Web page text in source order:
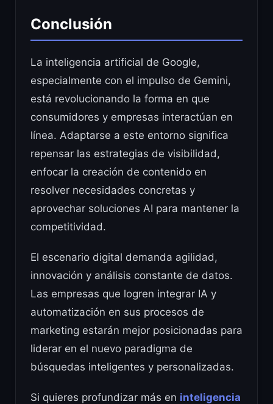
Conclusión
La inteligencia artificial de Google,
especialmente con el impulso de Gemini,
está revolucionando la forma en que
consumidores y empresas interactúan en
línea. Adaptarse a este entorno significa
repensar las estrategias de visibilidad,
enfocar la creación de contenido en
resolver necesidades concretas y
aprovechar soluciones AI para mantener la
competitividad.
El escenario digital demanda agilidad,
innovación y análisis constante de datos.
Las empresas que logren integrar IA y
automatización en sus procesos de
marketing estarán mejor posicionadas para
liderar en el nuevo paradigma de
búsquedas inteligentes y personalizadas.
Si quieres profundizar más en inteligencia